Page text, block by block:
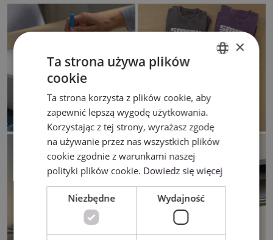
POLISH
×
Ta strona używa plików
cookie
Ta strona korzysta z plików cookie, aby
zapewnić lepszą wygodę użytkowania.
Korzystając z tej strony, wyrażasz zgodę
na używanie przez nas wszystkich plików
cookie zgodnie z warunkami naszej
polityki plików cookie. Dowiedz się więcej
Niezbędne Wydajność